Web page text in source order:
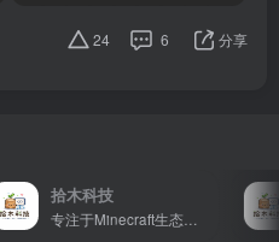
24 6 分享
拾木科技
专注于Minecraft生态建设